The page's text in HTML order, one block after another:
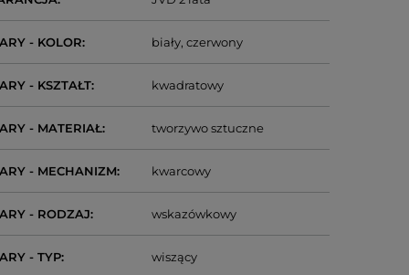
- KOLOR biały czerwony
- KSZTAŁT kwadratowy
- MATERIAŁ tworzywo sztuczne
- MECHANIZM kwarcowy
- RODZAJ wskazówkowy
- TYP wiszący